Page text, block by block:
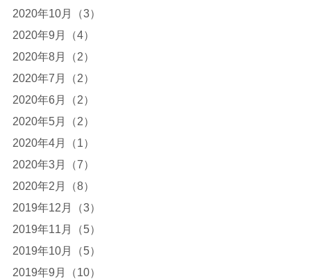
2020年10月（3）
2020年9月（4）
2020年8月（2）
2020年7月（2）
2020年6月（2）
2020年5月（2）
2020年4月（1）
2020年3月（7）
2020年2月（8）
2019年12月（3）
2019年11月（5）
2019年10月（5）
2019年9月（10）